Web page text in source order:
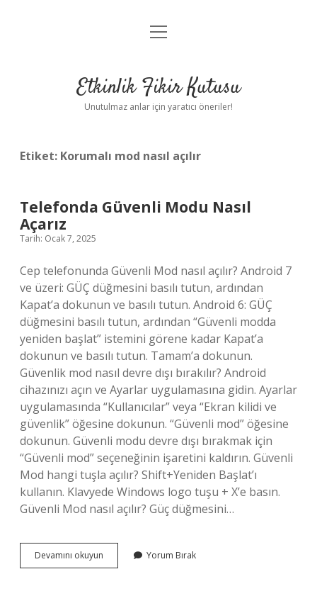
Anasayfa
Yasal Uyarı
menüyü
Etkinlik Fikir Kutusu
Unutulmaz anlar için yaratıcı öneriler!
Etiket: Korumalı mod nasıl açılır
Telefonda Güvenli Modu Nasıl
Açarız
Tarih: Ocak 7, 2025
Cep telefonunda Güvenli Mod nasıl açılır? Android 7
ve üzeri: GÜÇ düğmesini basılı tutun, ardından
Kapat’a dokunun ve basılı tutun. Android 6: GÜÇ
düğmesini basılı tutun, ardından “Güvenli modda
yeniden başlat” istemini görene kadar Kapat’a
dokunun ve basılı tutun. Tamam’a dokunun.
Güvenlik mod nasıl devre dışı bırakılır? Android
cihazınızı açın ve Ayarlar uygulamasına gidin. Ayarlar
uygulamasında “Kullanıcılar” veya “Ekran kilidi ve
güvenlik” öğesine dokunun. “Güvenli mod” öğesine
dokunun. Güvenli modu devre dışı bırakmak için
“Güvenli mod” seçeneğinin işaretini kaldırın. Güvenli
Mod hangi tuşla açılır? Shift+Yeniden Başlat’ı
kullanın. Klavyede Windows logo tuşu + X’e basın.
Güvenli Mod nasıl açılır? Güç düğmesini…
Devamını okuyun Telefonda
Güvenli
Yorum Bırak